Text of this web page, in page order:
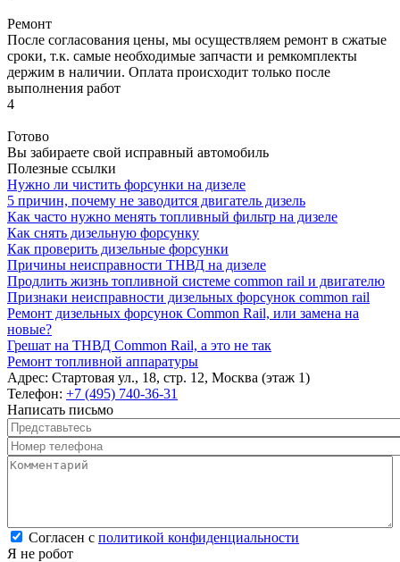
Ремонт
После согласования цены, мы осуществляем ремонт в сжатые
сроки, т.к. самые необходимые запчасти и ремкомплекты
держим в наличии. Оплата происходит только после
выполнения работ
4
Готово
Вы забираете свой исправный автомобиль
Полезные ссылки
Нужно ли чистить форсунки на дизеле
5 причин, почему не заводится двигатель дизель
Как часто нужно менять топливный фильтр на дизеле
Как снять дизельную форсунку
Как проверить дизельные форсунки
Причины неисправности ТНВД на дизеле
Продлить жизнь топливной системе common rail и двигателю
Признаки неисправности дизельных форсунок common rail
Ремонт дизельных форсунок Common Rail, или замена на
новые?
Грешат на ТНВД Common Rail, а это не так
Ремонт топливной аппаратуры
Адрес: Стартовая ул., 18, стр. 12, Москва (этаж 1)
Телефон: +7 (495) 740-36-31
Написать письмо
Представьтесь
Номер телефона
Комментарий
Согласен с политикой конфиденциальности*
Согласен с политикой конфиденциальности
Я не робот